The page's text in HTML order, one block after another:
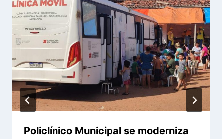
Policlínico Municipal se moderniza